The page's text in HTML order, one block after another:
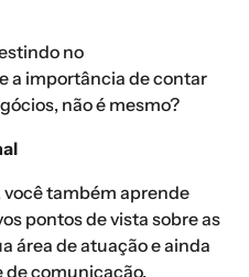
no
a importância de contar
não é mesmo?
também aprende
pontos de vista sobre as
área de atuação e ainda
de comunicação.